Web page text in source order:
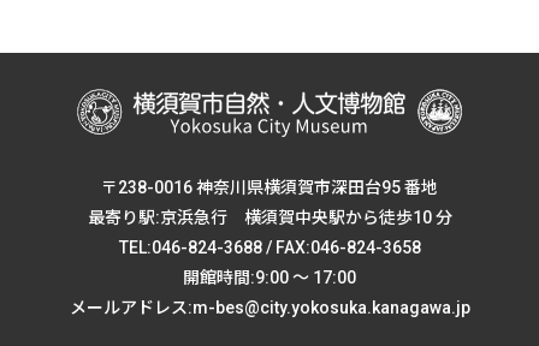
〒238-0016 神奈川県横須賀市深田台95 番地
最寄り駅:京浜急行 横須賀中央駅から徒歩10 分
TEL:046-824-3688 / FAX:046-824-3658
開館時間:9:00 ～ 17:00
メールアドレス:m-bes@city.yokosuka.kanagawa.jp